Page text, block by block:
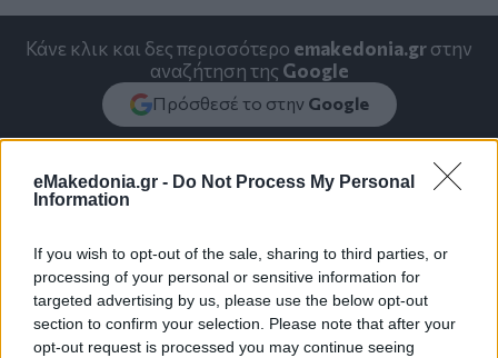
eMakedonia.gr - Do Not Process My Personal
Information
If you wish to opt-out of the sale, sharing to third parties, or
processing of your personal or sensitive information for
targeted advertising by us, please use the below opt-out
section to confirm your selection. Please note that after your
opt-out request is processed you may continue seeing
Κάνε κλικ και δες περισσότερο emakedonia.grστην
αναζήτηση της Google
Πρόσθεσέ το στην Google
Συνταγματική Αναθεώρηση